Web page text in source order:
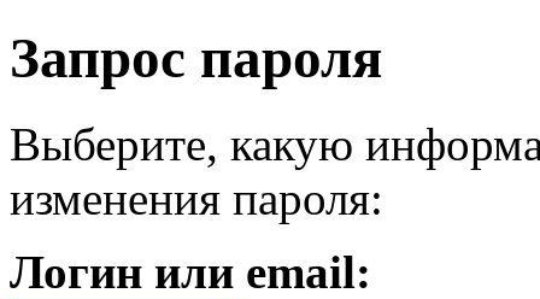
Запрос пароля
Выберите, какую
изменения пароля:
Логин или email: